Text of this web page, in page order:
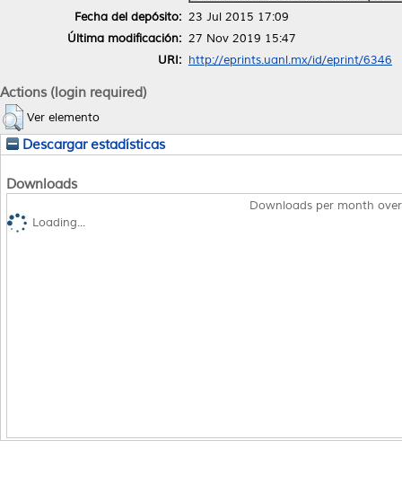
Fecha del depósito: 23 Jul 2015 17:09
Última modificación: 27 Nov 2019 15:47
URI: http://eprints.uanl.mx/id/eprint/6346
Actions (login required)
Ver elemento
Descargar estadísticas
Downloads
Downloads per month
Loading...